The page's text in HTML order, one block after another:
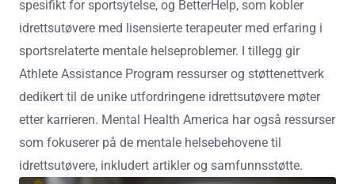
spesifikt for sportsytelse, og BetterHelp, som kobler
idrettsutøvere med lisensierte terapeuter med erfaring i
sportsrelaterte mentale helseproblemer. I tillegg gir
Athlete Assistance Program ressurser og støttenettverk
dedikert til de unike utfordringene idrettsutøvere møter
etter karrieren. Mental Health America har også ressurser
som fokuserer på de mentale helsebehovene til
idrettsutøvere, inkludert artikler og samfunnsstøtte.